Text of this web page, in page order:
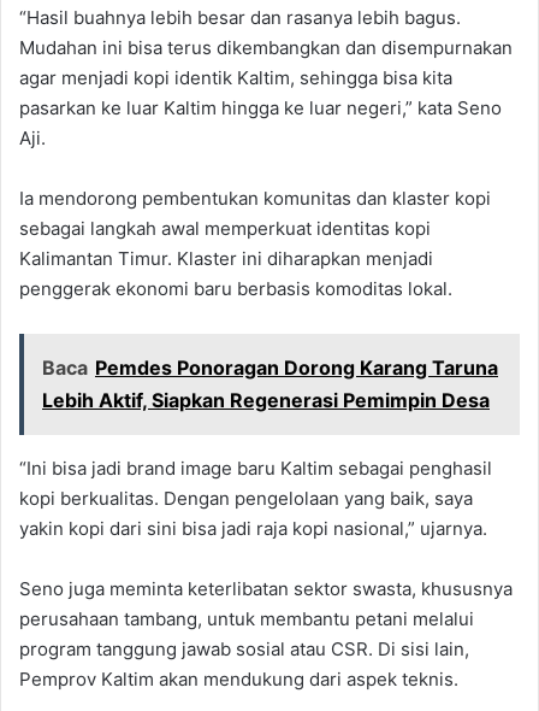
“Hasil buahnya lebih besar dan rasanya lebih bagus.
Mudahan ini bisa terus dikembangkan dan disempurnakan
agar menjadi kopi identik Kaltim, sehingga bisa kita
pasarkan ke luar Kaltim hingga ke luar negeri,” kata Seno
Aji.
Ia mendorong pembentukan komunitas dan klaster kopi
sebagai langkah awal memperkuat identitas kopi
Kalimantan Timur. Klaster ini diharapkan menjadi
penggerak ekonomi baru berbasis komoditas lokal.
Baca Pemdes Ponoragan Dorong Karang Taruna
Lebih Aktif, Siapkan Regenerasi Pemimpin Desa
“Ini bisa jadi brand image baru Kaltim sebagai penghasil
kopi berkualitas. Dengan pengelolaan yang baik, saya
yakin kopi dari sini bisa jadi raja kopi nasional,” ujarnya.
Seno juga meminta keterlibatan sektor swasta, khususnya
perusahaan tambang, untuk membantu petani melalui
program tanggung jawab sosial atau CSR. Di sisi lain,
Pemprov Kaltim akan mendukung dari aspek teknis.